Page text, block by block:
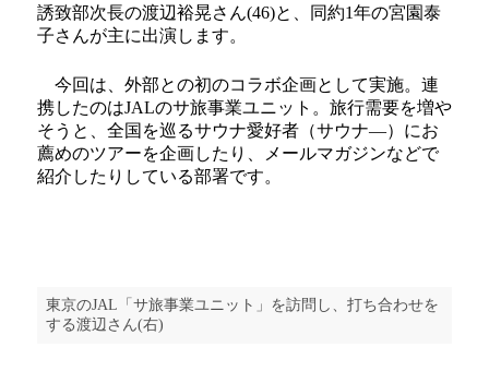
誘致部次長の渡辺裕晃さん(46)と、同約1年の宮園泰
子さんが主に出演します。
今回は、外部との初のコラボ企画として実施。連
携したのはJALのサ旅事業ユニット。旅行需要を増や
そうと、全国を巡るサウナ愛好者（サウナ―）にお
薦めのツアーを企画したり、メールマガジンなどで
紹介したりしている部署です。
東京のJAL「サ旅事業ユニット」を訪問し、打ち合わせを
する渡辺さん(右)